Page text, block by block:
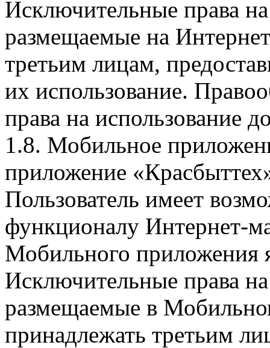
Исключительные права
размещаемые на
третьим лицам,
их использование.
права на использование
1.8. Мобильное
приложение
Пользователь имеет
функционалу Интернет-
Мобильного приложения
Исключительные права
размещаемые в
принадлежать третьим